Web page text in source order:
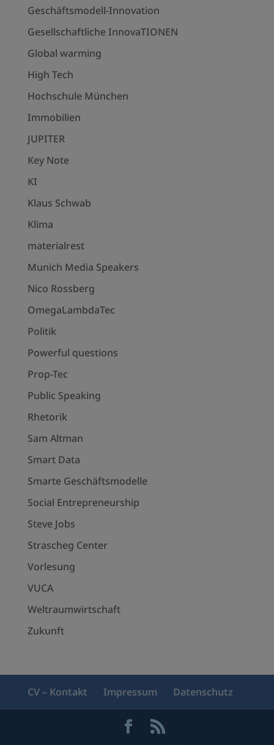
Geschäftsmodell-Innovation
Gesellschaftliche InnovaTIONEN
Global warming
High Tech
Hochschule München
Immobilien
JUPITER
Key Note
KI
Klaus Schwab
Klima
materialrest
Munich Media Speakers
Nico Rossberg
OmegaLambdaTec
Politik
Powerful questions
Prop-Tec
Public Speaking
Rhetorik
Sam Altman
Smart Data
Smarte Geschäftsmodelle
Social Entrepreneurship
Steve Jobs
Strascheg Center
Vorlesung
VUCA
Weltraumwirtschaft
Zukunft
CV – Kontakt Impressum Datenschutz